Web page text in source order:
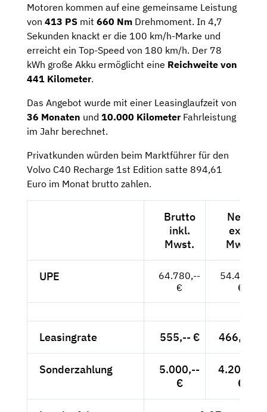
Motoren kommen auf eine gemeinsame Leistung
von 413 PS mit 660 Nm Drehmoment. In 4,7
Sekunden knackt er die 100 km/h-Marke und
erreicht ein Top-Speed von 180 km/h. Der 78
kWh große Akku ermöglicht eine Reichweite von
441 Kilometer.
Das Angebot wurde mit einer Leasinglaufzeit von
36 Monaten und 10.000 KilometerFahrleistung
im Jahr berechnet.
Privatkunden würden beim Marktführer für den
Volvo C40 Recharge 1st Edition satte 894,61
Euro im Monat brutto zahlen.
Brutto
inkl.
Mwst.
Netto
exkl.
Mwst.
UPE
64.780,--
€
54.437,--
€
Leasingrate 555,-- € 466,39 €
Sonderzahlung
5.000,--
€
4.201,68
€